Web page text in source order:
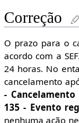
Correção
O prazo para o
acordo com a
24 horas. No
cancelamento
-
135 - Evento
nenhuma ação